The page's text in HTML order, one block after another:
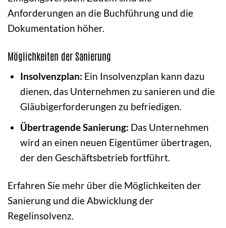
Anforderungen an die Buchführung und die
Dokumentation höher.
Möglichkeiten der Sanierung
Insolvenzplan: Ein Insolvenzplan kann dazu
dienen, das Unternehmen zu sanieren und die
Gläubigerforderungen zu befriedigen.
Übertragende Sanierung: Das Unternehmen
wird an einen neuen Eigentümer übertragen,
der den Geschäftsbetrieb fortführt.
Erfahren Sie mehr über die Möglichkeiten der
Sanierung und die Abwicklung der
Regelinsolvenz.